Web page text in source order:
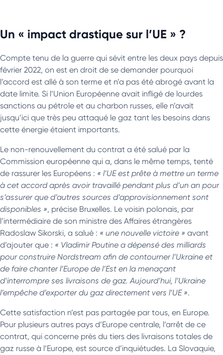
Un « impact drastique sur l’UE » ?
Compte tenu de la guerre qui sévit entre les deux pays depuis
février 2022, on est en droit de se demander pourquoi
l’accord est allé à son terme et n’a pas été abrogé avant la
date limite. Si l’Union Européenne avait infligé de lourdes
sanctions au pétrole et au charbon russes, elle n’avait
jusqu’ici que très peu attaqué le gaz tant les besoins dans
cette énergie étaient importants.
Le non-renouvellement du contrat a été salué par la
Commission européenne qui a, dans le même temps, tenté
de rassurer les Européens : « l’UE est prête à mettre un terme
à cet accord après avoir travaillé pendant plus d’un an pour
s’assurer que d’autres sources d’approvisionnement sont
disponibles », précise Bruxelles. Le voisin polonais, par
l’intermédiaire de son ministre des Affaires étrangères
Radoslaw Sikorski, a salué : « une nouvelle victoire » avant
d’ajouter que : « Vladimir Poutine a dépensé des milliards
pour construire Nordstream afin de contourner l’Ukraine et
de faire chanter l’Europe de l’Est en la menaçant
d’interrompre ses livraisons de gaz. Aujourd’hui, l’Ukraine
l’empêche d’exporter du gaz directement vers l’UE ».
Cette satisfaction n’est pas partagée par tous, en Europe.
Pour plusieurs autres pays d’Europe centrale, l’arrêt de ce
contrat, qui concerne près du tiers des livraisons totales de
gaz russe à l’Europe, est source d’inquiétudes. La Slovaquie,